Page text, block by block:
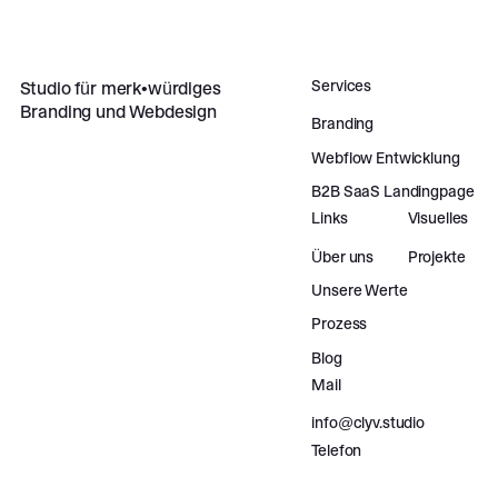
Studio für merk•würdiges
Branding und Webdesign
Services
Branding
Webflow Entwicklung
B2B SaaS Landingpage
Links
Über uns
Unsere Werte
Prozess
Blog
Visuelles
Projekte
Mail
info@clyv.studio
Telefon